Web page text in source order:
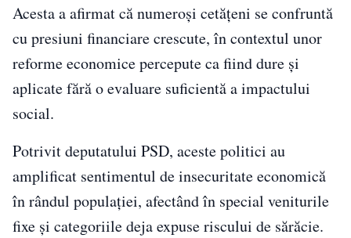
Acesta a afirmat că numeroși cetățeni se confruntă
cu presiuni financiare crescute, în contextul unor
reforme economice percepute ca fiind dure și
aplicate fără o evaluare suficientă a impactului
social.
Potrivit deputatului PSD, aceste politici au
amplificat sentimentul de insecuritate economică
în rândul populației, afectând în special veniturile
fixe și categoriile deja expuse riscului de sărăcie.